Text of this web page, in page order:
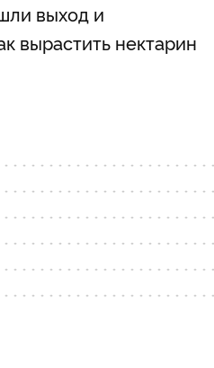
выход и
вырастить нектарин